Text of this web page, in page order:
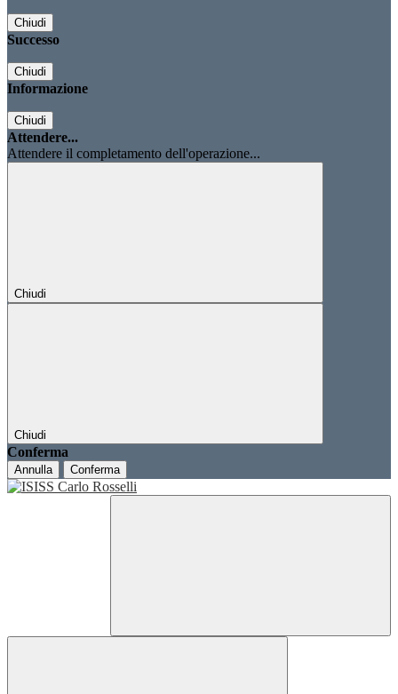
Chiudi
Successo
Chiudi
Informazione
Chiudi
Attendere...
Attendere il completamento dell'operazione...
Chiudi
Chiudi
Conferma
Annulla Conferma